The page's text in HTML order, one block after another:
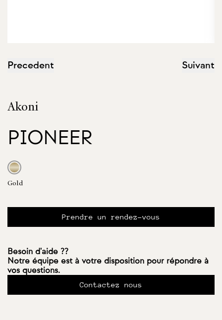
Precedent Suivant
Akoni
PIONEER
Gold
Prendre un rendez-vous
Besoin d'aide ??
Notre équipe est à votre disposition pour répondre à
vos questions.
Contactez nous